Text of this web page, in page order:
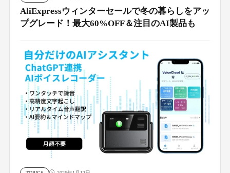
AliExpressウィンターセールで冬の暮らしをアッ
プグレード！最大60%OFF＆注目のAI製品も